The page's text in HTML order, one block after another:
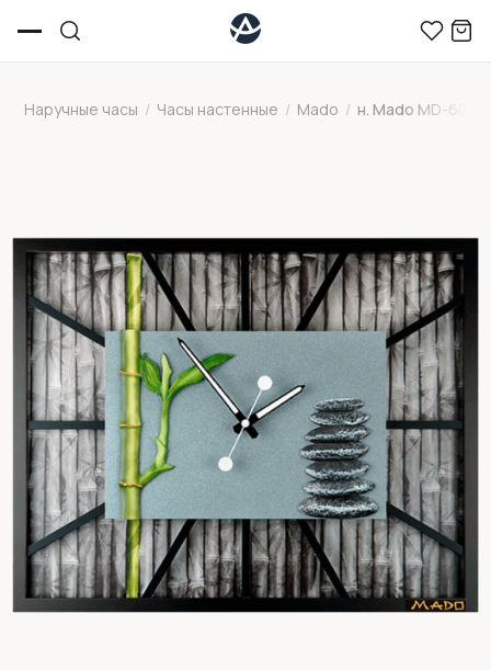
Наручные часы / Часы настенные / Mado / н. Mado MD-605